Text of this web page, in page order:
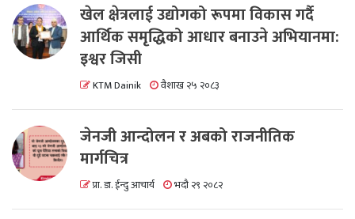
खेल क्षेत्रलाई उद्योगको रूपमा विकास गर्दै
आर्थिक समृद्धिको आधार बनाउने अभियानमा:
इश्वर जिसी
KTM Dainik वैशाख २५ २०८३
जेनजी आन्दोलन र अबको राजनीतिक
मार्गचित्र
प्रा. डा. ईन्दु आचार्य भदौ २९ २०८२